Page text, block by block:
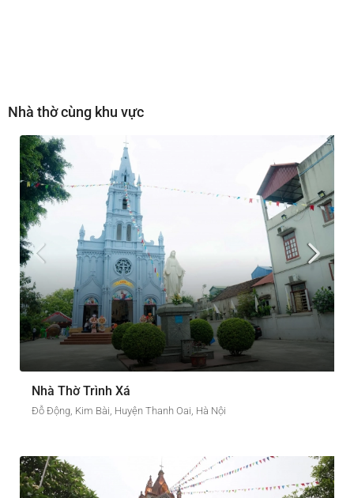
Nhà thờ cùng khu vực
Nhà Thờ Trình Xá
Đỗ Động, Kim Bài, Huyện Thanh Oai, Hà Nội